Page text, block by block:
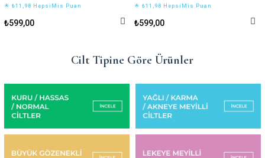
🌟 ₺11,98 HepsiMis Puan
₺599,00
🌟 ₺11,98 HepsiMis Puan
₺599,00
Cilt Tipine Göre Ürünler